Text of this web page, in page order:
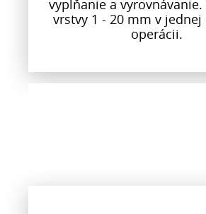
vypĺňanie a
vrstvy 1 - 20 mm v jednej
operácii.